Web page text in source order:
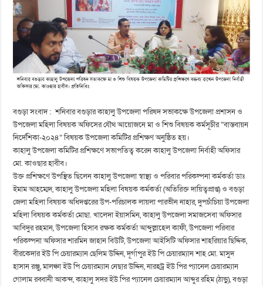
বগুড়া সংবাদ : শনিবার বগুড়ার কাহালু উপজেলা পরিষদ সভাকক্ষে উপজেলা প্রশাসন ও
উপজেলা মহিলা বিষয়ক অফিসের যৌথ আয়োজনে মা ও শিশু বিষয়ক কর্মসূচীর “বাস্তবায়ন
নির্দেশিকা-২০২৪” বিষয়ক উপজেলা কমিটির প্রশিক্ষণ অনুষ্ঠিত হয়।
কাহালু উপজেলা কমিটির প্রশিক্ষণে সভাপতিত্ব করেন কাহালু উপজেলা নির্বাহী অফিসার
মো. কাওছার হাবীব।
উক্ত প্রশিক্ষণে উপস্থিত ছিলেন কাহালু উপজেলা স্বাস্থ্য ও পরিবার পরিকল্পনা কর্মকর্তা ডাঃ
ইমাম আহম্মেদ, কাহালু উপজেলা মহিলা বিষয়ক কর্মকর্তা (অতিরিক্ত দায়িত্বপ্রাপ্ত) ও বগুড়া
জেলা মহিলা বিষয়ক অধিদপ্তরের উপ-পরিচালক লায়লা পারভীন নাহার, দুপচাঁচিয়া উপজেলা
মহিলা বিষয়ক কর্মকর্তা মোছা. খালেদা ইয়াসমিন, কাহালু উপজেলা সমাজসেবা অফিসার
আবিদুর রহমান, উপজেলা হিসাব রক্ষক কর্মকর্তা আব্দুল্লাহেল কাফী, উপজেলা পরিবার
পরিকল্পনা অফিসার শারমিন জাহান বিউটি, উপজেলা আইসিটি অফিসার শাহরিয়ার ছিদ্দিক,
বীরকেদার ইউ পি চেয়ারম্যান ছেলিম উদ্দিন, দূর্গাপুর ইউ পি চেয়ারম্যান শাহ মো. মাসুদ
হাসান রঞ্জু, মালঞ্চা ইউ পি চেয়ারম্যান নেছার উদ্দিন, নারহট্র ইউ পির প্যানেল চেয়ারম্যান
গোলাম রব্বানী আকন্দ, কাহালু সদর ইউ পির প্যানেল চেয়ারম্যান আব্দুর রহিম (ঠান্ডু), বগুড়া